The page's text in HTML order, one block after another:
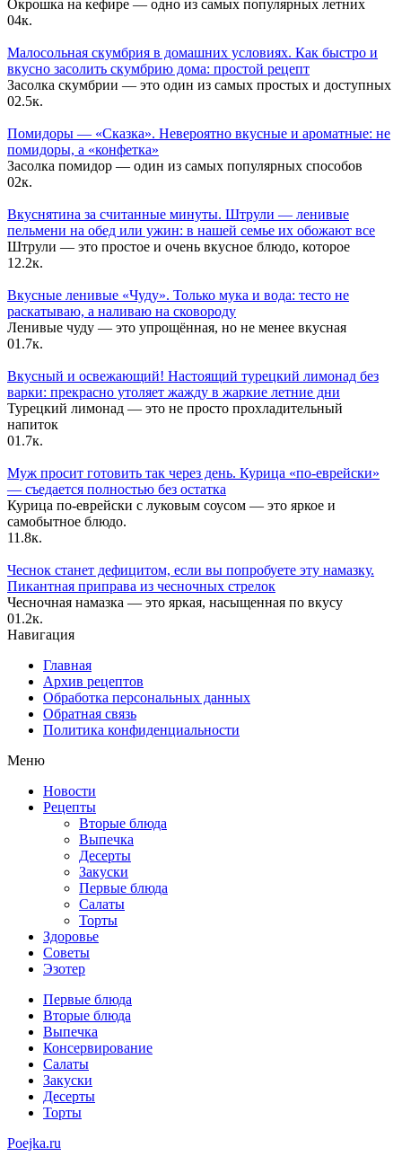
Окрошка на кефире — одно из самых популярных летних
04к.
Малосольная скумбрия в домашних условиях. Как быстро и
вкусно засолить скумбрию дома: простой рецепт
Засолка скумбрии — это один из самых простых и доступных
02.5к.
Помидоры — «Сказка». Невероятно вкусные и ароматные: не
помидоры, а «конфетка»
Засолка помидор — один из самых популярных способов
02к.
Вкуснятина за считанные минуты. Штрули — ленивые
пельмени на обед или ужин: в нашей семье их обожают все
Штрули — это простое и очень вкусное блюдо, которое
12.2к.
Вкусные ленивые «Чуду». Только мука и вода: тесто не
раскатываю, а наливаю на сковороду
Ленивые чуду — это упрощённая, но не менее вкусная
01.7к.
Вкусный и освежающий! Настоящий турецкий лимонад без
варки: прекрасно утоляет жажду в жаркие летние дни
Турецкий лимонад — это не просто прохладительный
напиток
01.7к.
Муж просит готовить так через день. Курица «по-еврейски»
— съедается полностью без остатка
Курица по-еврейски с луковым соусом — это яркое и
самобытное блюдо.
11.8к.
Чеснок станет дефицитом, если вы попробуете эту намазку.
Пикантная приправа из чесночных стрелок
Чесночная намазка — это яркая, насыщенная по вкусу
01.2к.
Навигация
Главная
Архив рецептов
Обработка персональных данных
Обратная связь
Политика конфиденциальности
Меню
Новости
Рецепты
Вторые блюда
Выпечка
Десерты
Закуски
Первые блюда
Салаты
Торты
Здоровье
Советы
Эзотер
Первые блюда
Вторые блюда
Выпечка
Консервирование
Салаты
Закуски
Десерты
Торты
Poejka.ru